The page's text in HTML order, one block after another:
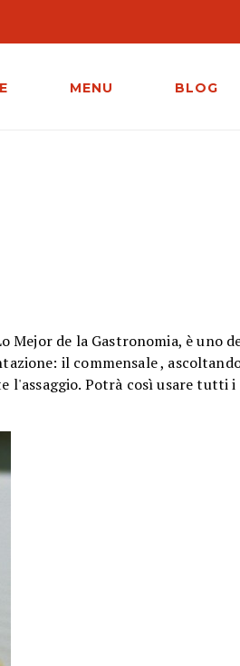
MENU BLOG
Mejor de la Gastronomia, è uno
il commensale ,
Potrà così usare tutti i